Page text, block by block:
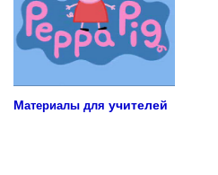
Материалы для учителей